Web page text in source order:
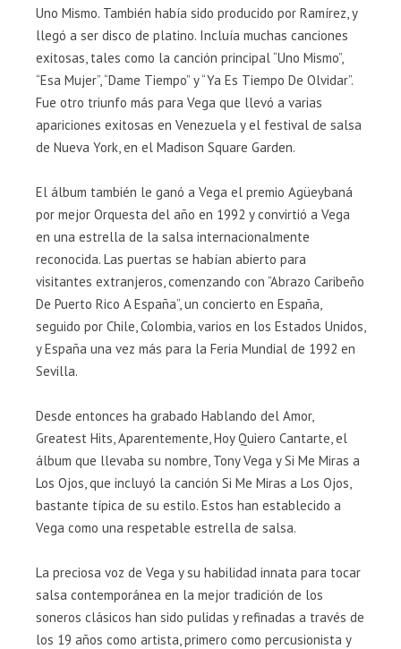
Uno Mismo. También había sido producido por Ramírez, y
llegó a ser disco de platino. Incluía muchas canciones
exitosas, tales como la canción principal “Uno Mismo”,
“Esa Mujer”, “Dame Tiempo” y “Ya Es Tiempo De Olvidar”.
Fue otro triunfo más para Vega que llevó a varias
apariciones exitosas en Venezuela y el festival de salsa
de Nueva York, en el Madison Square Garden.
El álbum también le ganó a Vega el premio Agüeybaná
por mejor Orquesta del año en 1992 y convirtió a Vega
en una estrella de la salsa internacionalmente
reconocida. Las puertas se habían abierto para
visitantes extranjeros, comenzando con “Abrazo Caribeño
De Puerto Rico A España”, un concierto en España,
seguido por Chile, Colombia, varios en los Estados Unidos,
y España una vez más para la Feria Mundial de 1992 en
Sevilla.
Desde entonces ha grabado Hablando del Amor,
Greatest Hits, Aparentemente, Hoy Quiero Cantarte, el
álbum que llevaba su nombre, Tony Vega y Si Me Miras a
Los Ojos, que incluyó la canción Si Me Miras a Los Ojos,
bastante típica de su estilo. Estos han establecido a
Vega como una respetable estrella de salsa.
La preciosa voz de Vega y su habilidad innata para tocar
salsa contemporánea en la mejor tradición de los
soneros clásicos han sido pulidas y refinadas a través de
los 19 años como artista, primero como percusionista y